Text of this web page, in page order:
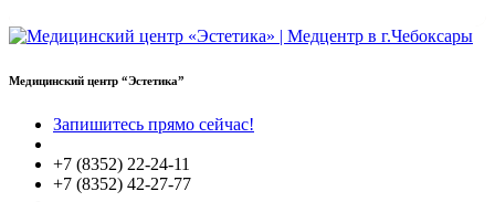
Медицинский центр “Эстетика”
Запишитесь прямо сейчас!
+7 (8352) 22-24-11
+7 (8352) 42-27-77